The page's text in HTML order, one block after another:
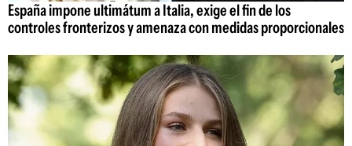
España impone ultimátum a Italia, exige el fin de los
controles fronterizos y amenaza con medidas proporcionales